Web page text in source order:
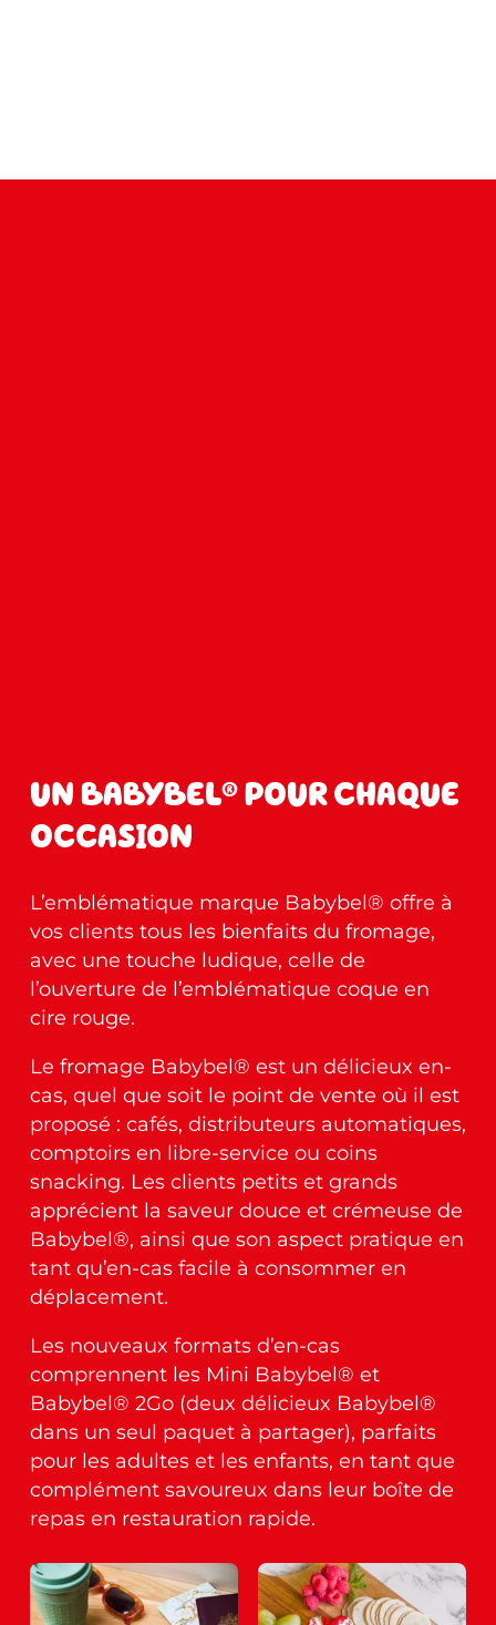
UN BABYBEL® POUR CHAQUE
OCCASION
L’emblématique marque Babybel® offre à
vos clients tous les bienfaits du fromage,
avec une touche ludique, celle de
l’ouverture de l’emblématique coque en
cire rouge.
Le fromage Babybel® est un délicieux en-
cas, quel que soit le point de vente où il est
proposé : cafés, distributeurs automatiques,
comptoirs en libre-service ou coins
snacking. Les clients petits et grands
apprécient la saveur douce et crémeuse de
Babybel®, ainsi que son aspect pratique en
tant qu’en-cas facile à consommer en
déplacement.
Les nouveaux formats d’en-cas
comprennent les Mini Babybel® et
Babybel® 2Go (deux délicieux Babybel®
dans un seul paquet à partager), parfaits
pour les adultes et les enfants, en tant que
complément savoureux dans leur boîte de
repas en restauration rapide.